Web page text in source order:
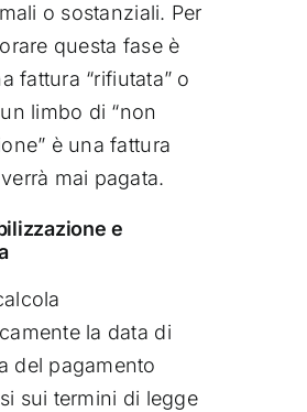
o sostanziali. Per
questa fase è
fattura “rifiutata” o
limbo di “non
è una fattura
mai pagata.
e
la data di
del pagamento
sui termini di legge